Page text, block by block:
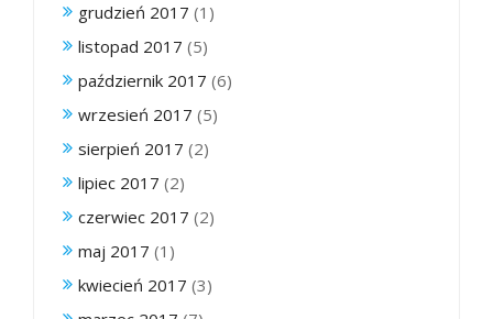
grudzień 2017 (1)
listopad 2017 (5)
październik 2017 (6)
wrzesień 2017 (5)
sierpień 2017 (2)
lipiec 2017 (2)
czerwiec 2017 (2)
maj 2017 (1)
kwiecień 2017 (3)